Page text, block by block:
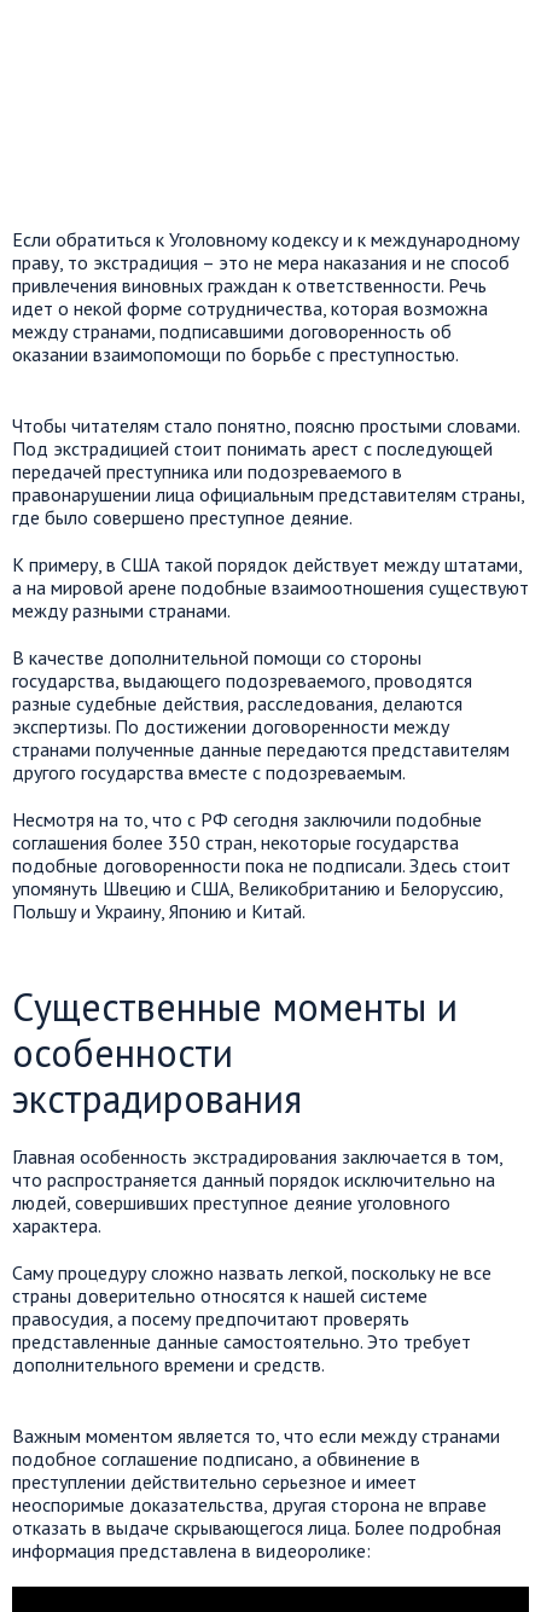
Если обратиться к Уголовному кодексу и к международному
праву, то экстрадиция – это не мера наказания и не способ
привлечения виновных граждан к ответственности. Речь
идет о некой форме сотрудничества, которая возможна
между странами, подписавшими договоренность об
оказании взаимопомощи по борьбе с преступностью.
Чтобы читателям стало понятно, поясню простыми словами.
Под экстрадицией стоит понимать арест с последующей
передачей преступника или подозреваемого в
правонарушении лица официальным представителям страны,
где было совершено преступное деяние.
К примеру, в США такой порядок действует между штатами,
а на мировой арене подобные взаимоотношения существуют
между разными странами.
В качестве дополнительной помощи со стороны
государства, выдающего подозреваемого, проводятся
разные судебные действия, расследования, делаются
экспертизы. По достижении договоренности между
странами полученные данные передаются представителям
другого государства вместе с подозреваемым.
Несмотря на то, что с РФ сегодня заключили подобные
соглашения более 350 стран, некоторые государства
подобные договоренности пока не подписали. Здесь стоит
упомянуть Швецию и США, Великобританию и Белоруссию,
Польшу и Украину, Японию и Китай.
Существенные моменты и
особенности
экстрадирования
Главная особенность экстрадирования заключается в том,
что распространяется данный порядок исключительно на
людей, совершивших преступное деяние уголовного
характера.
Саму процедуру сложно назвать легкой, поскольку не все
страны доверительно относятся к нашей системе
правосудия, а посему предпочитают проверять
представленные данные самостоятельно. Это требует
дополнительного времени и средств.
Важным моментом является то, что если между странами
подобное соглашение подписано, а обвинение в
преступлении действительно серьезное и имеет
неоспоримые доказательства, другая сторона не вправе
отказать в выдаче скрывающегося лица. Более подробная
информация представлена в видеоролике: